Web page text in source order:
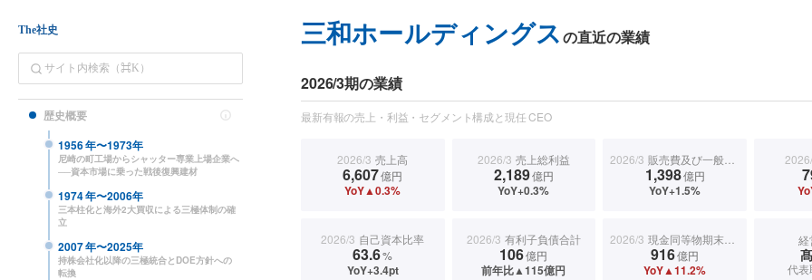
The社史
歴史概要
1956年〜1973年
尼崎の町工場からシャッター専業上場企業へ
──資本市場に乗った戦後復興建材
1974年〜2006年
三本柱化と海外2大買収による三極体制の確
立
2007年〜2025年
持株会社化以降の三極統合とDOE方針への
転換
三和ホールディングス の直近の業績
2026/3期の業績
最新有報の売上・利益・セグメント構成と現任 CEO
2026/3 売上高
6,607億円
YoY▲0.3%
2026/3 売上総利益
2,189億円
YoY+0.3%
2026/3 販売費及び一般管理費
1,398億円
YoY+1.5%
2026/3 自己資本比率
63.6%
YoY+3.4pt
2026/3 有利子負債合計
106億円
前年比▲115億円
2026/3 現金同等物期末残高
916億円
YoY▲11.2%
経
代